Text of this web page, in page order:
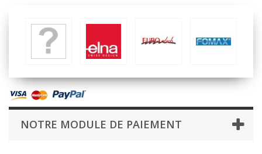
NOTRE MODULE DE PAIEMENT